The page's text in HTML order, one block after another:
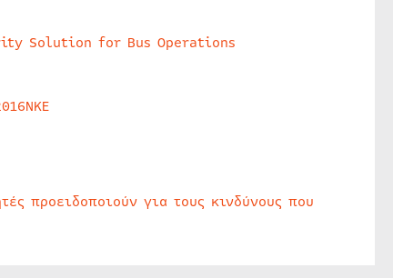
Solution for Bus Operations
προειδοποιούν για τους κινδύνους που